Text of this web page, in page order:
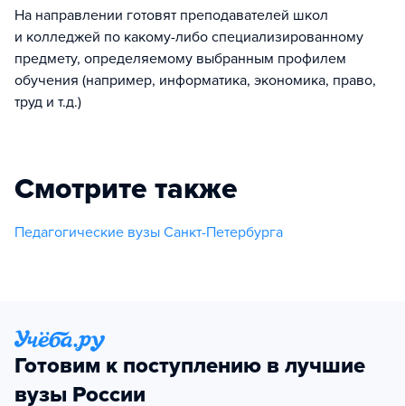
На направлении готовят преподавателей школ
и колледжей по какому-либо специализированному
предмету, определяемому выбранным профилем
обучения (например, информатика, экономика, право,
труд и т.д.)
Смотрите также
Педагогические вузы Санкт-Петербурга
Готовим к поступлению в лучшие
вузы России